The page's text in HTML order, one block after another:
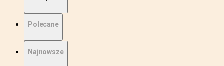
Polecane
Najnowsze